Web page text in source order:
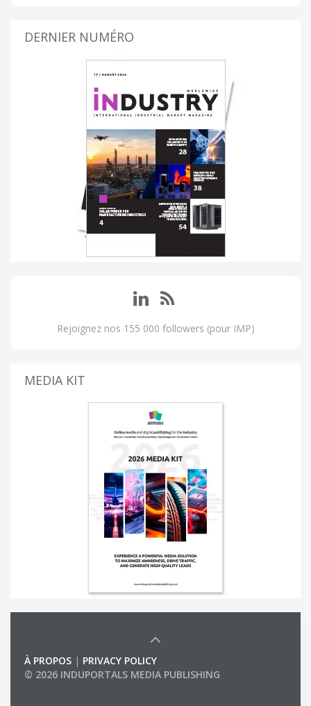
DERNIER NUMÉRO
Rejoignez nos 155 000 followers (pour IMP)
MEDIA KIT
À PROPOS | PRIVACY POLICY
© 2026 INDUPORTALS MEDIA PUBLISHING